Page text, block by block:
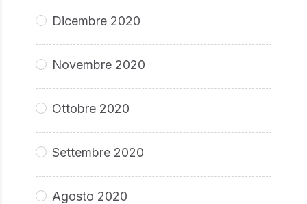
Dicembre 2020
Novembre 2020
Ottobre 2020
Settembre 2020
Agosto 2020